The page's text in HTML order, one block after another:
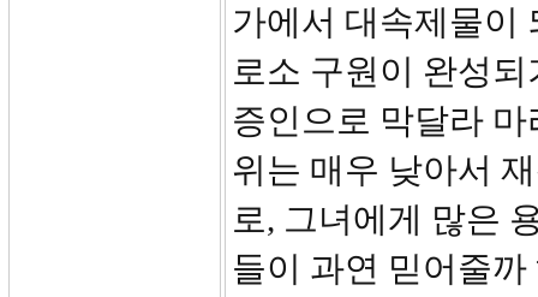
가에서 대속제물이
로소 구원이 완성
증인으로 막달라
위는 매우 낮아서
로, 그녀에게 많은
들이 과연 믿어줄